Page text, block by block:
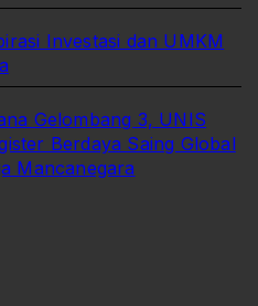
Investasi dan UMKM
Gelombang 3, UNIS
Berdaya Saing Global
Mancanegara